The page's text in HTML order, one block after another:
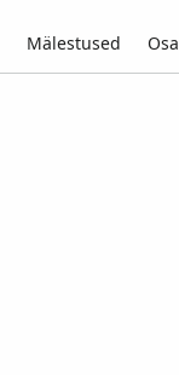
Mälestused